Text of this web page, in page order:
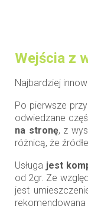
Wejścia z
Najbardziej
Po pierwsze
odwiedzane
na stronę, z
różnicą, że
Usługa jest
od 2gr. Ze
jest
rekomendowana